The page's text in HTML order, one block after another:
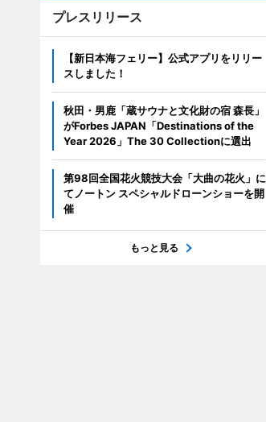
プレスリリース
【新日本海フェリー】公式アプリをリリー
スしました！
秋田・男鹿「蔵サウナと文化財の宿 森長」
がForbes JAPAN「Destinations of the
Year 2026」The 30 Collectionに選出
第98回全国花火競技大会「大曲の花火」に
てノートン スペシャルドローンショーを開
催
もっと見る